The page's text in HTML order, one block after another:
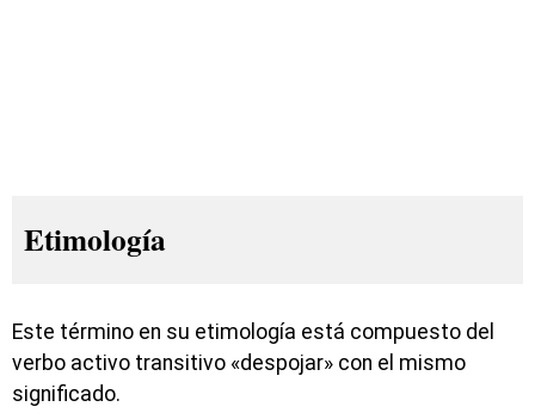
Etimología
Este término en su etimología está compuesto del
verbo activo transitivo «despojar» con el mismo
significado.